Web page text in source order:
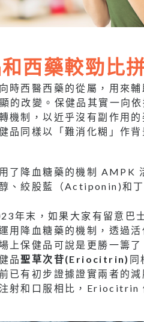
西藥較勁比
時西醫西藥的從屬，用來
的改變。保健品其實一向
機制，以近乎沒有副作用
品同樣以「難消化糊」作背
了降血糖藥的機制 AMPK
、絞股藍（Actiponin)和丁
年末，如果大家有留意巴
用降血糖藥的機制，透過
上保健品可說是更勝一籌
品聖草次苷(Eriocitrin) 同
已有初步證據證實兩者的
射和口服相比，Eriocitrin